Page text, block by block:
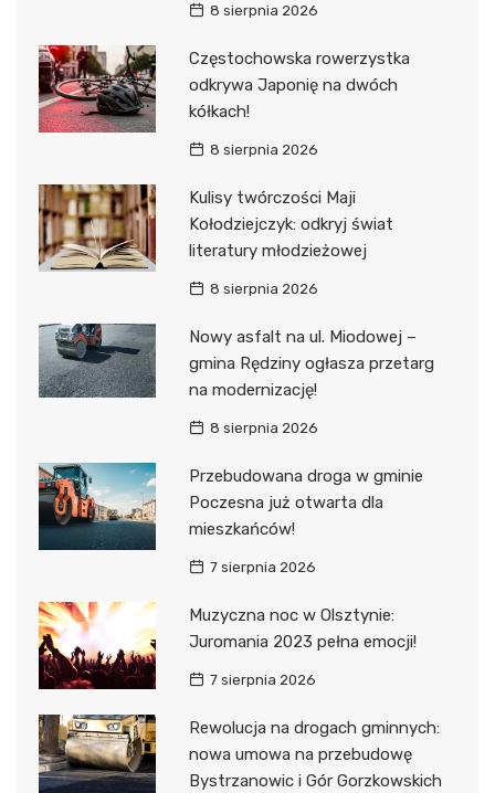
8 sierpnia 2026
Częstochowska rowerzystka
odkrywa Japonię na dwóch
kółkach!
8 sierpnia 2026
Kulisy twórczości Maji
Kołodziejczyk: odkryj świat
literatury młodzieżowej
8 sierpnia 2026
Nowy asfalt na ul. Miodowej –
gmina Rędziny ogłasza przetarg
na modernizację!
8 sierpnia 2026
Przebudowana droga w gminie
Poczesna już otwarta dla
mieszkańców!
7 sierpnia 2026
Muzyczna noc w Olsztynie:
Juromania 2023 pełna emocji!
7 sierpnia 2026
Rewolucja na drogach gminnych:
nowa umowa na przebudowę
Bystrzanowic i Gór Gorzkowskich